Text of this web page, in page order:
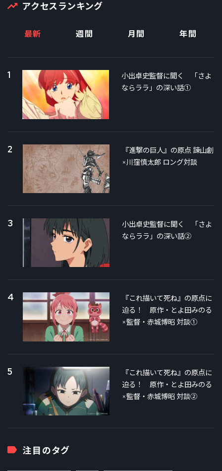
アクセスランキング
最新 週間 月間 年間
1
小出卓史監督に聞く 「さよ
ならララ」の深い話①
2
『進撃の巨人』の原点 諫山創
×川窪慎太郎 ロング対談
3
小出卓史監督に聞く 「さよ
ならララ」の深い話②
4
『これ描いて死ね』の原点に
迫る！ 原作・とよ田みのる
×監督・赤城博昭 対談①
5
『これ描いて死ね』の原点に
迫る！ 原作・とよ田みのる
×監督・赤城博昭 対談②
注目のタグ